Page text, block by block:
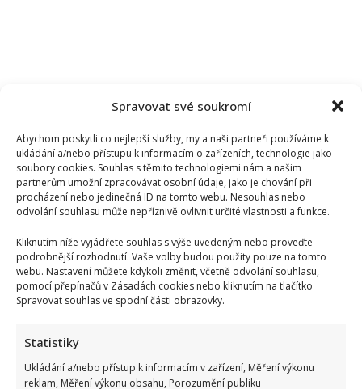
Spravovat své soukromí
Abychom poskytli co nejlepší služby, my a naši partneři používáme k
ukládání a/nebo přístupu k informacím o zařízeních, technologie jako
soubory cookies. Souhlas s těmito technologiemi nám a našim
partnerům umožní zpracovávat osobní údaje, jako je chování při
procházení nebo jedinečná ID na tomto webu. Nesouhlas nebo
odvolání souhlasu může nepříznivě ovlivnit určité vlastnosti a funkce.
Kliknutím níže vyjádřete souhlas s výše uvedeným nebo proveďte
podrobnější rozhodnutí. Vaše volby budou použity pouze na tomto
webu. Nastavení můžete kdykoli změnit, včetně odvolání souhlasu,
pomocí přepínačů v Zásadách cookies nebo kliknutím na tlačítko
Spravovat souhlas ve spodní části obrazovky.
Statistiky
Ukládání a/nebo přístup k informacím v zařízení, Měření výkonu
reklam, Měření výkonu obsahu, Porozumění publiku